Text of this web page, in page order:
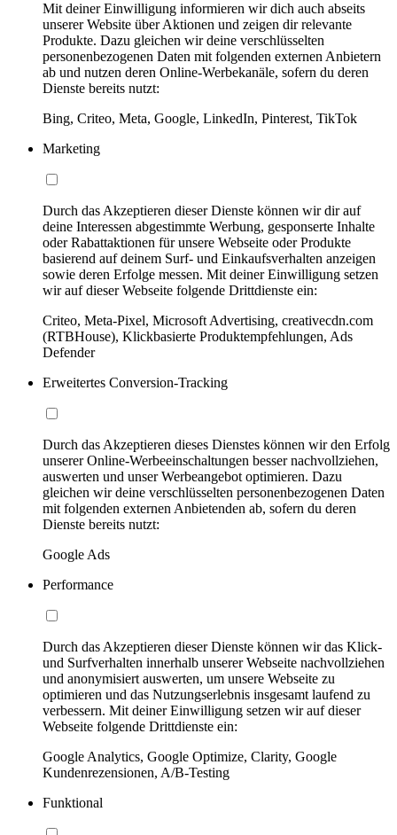
Mit deiner Einwilligung informieren wir dich auch abseits
unserer Website über Aktionen und zeigen dir relevante
Produkte. Dazu gleichen wir deine verschlüsselten
personenbezogenen Daten mit folgenden externen Anbietern
ab und nutzen deren Online-Werbekanäle, sofern du deren
Dienste bereits nutzt:
Bing, Criteo, Meta, Google, LinkedIn, Pinterest, TikTok
Marketing
Durch das Akzeptieren dieser Dienste können wir dir auf
deine Interessen abgestimmte Werbung, gesponserte Inhalte
oder Rabattaktionen für unsere Webseite oder Produkte
basierend auf deinem Surf- und Einkaufsverhalten anzeigen
sowie deren Erfolge messen. Mit deiner Einwilligung setzen
wir auf dieser Webseite folgende Drittdienste ein:
Criteo, Meta-Pixel, Microsoft Advertising, creativecdn.com
(RTBHouse), Klickbasierte Produktempfehlungen, Ads
Defender
Erweitertes Conversion-Tracking
Durch das Akzeptieren dieses Dienstes können wir den Erfolg
unserer Online-Werbeeinschaltungen besser nachvollziehen,
auswerten und unser Werbeangebot optimieren. Dazu
gleichen wir deine verschlüsselten personenbezogenen Daten
mit folgenden externen Anbietenden ab, sofern du deren
Dienste bereits nutzt:
Google Ads
Performance
Durch das Akzeptieren dieser Dienste können wir das Klick-
und Surfverhalten innerhalb unserer Webseite nachvollziehen
und anonymisiert auswerten, um unsere Webseite zu
optimieren und das Nutzungserlebnis insgesamt laufend zu
verbessern. Mit deiner Einwilligung setzen wir auf dieser
Webseite folgende Drittdienste ein:
Google Analytics, Google Optimize, Clarity, Google
Kundenrezensionen, A/B-Testing
Funktional